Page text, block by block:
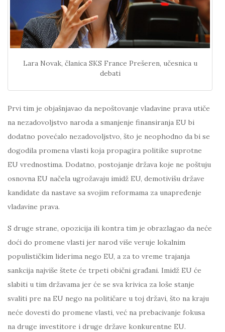
Lara Novak, članica SKS France Prešeren, učesnica u
debati
Prvi tim je objašnjavao da nepoštovanje vladavine prava utiče
na nezadovoljstvo naroda a smanjenje finansiranja EU bi
dodatno povećalo nezadovoljstvo, što je neophodno da bi se
dogodila promena vlasti koja propagira politike suprotne
EU vrednostima. Dodatno, postojanje država koje ne poštuju
osnovna EU načela ugrožavaju imidž EU, demotivišu države
kandidate da nastave sa svojim reformama za unapređenje
vladavine prava.
S druge strane, opozicija ili kontra tim je obrazlagao da neće
doći do promene vlasti jer narod više veruje lokalnim
populističkim liderima nego EU, a za to vreme trajanja
sankcija najviše štete će trpeti obični građani. Imidž EU će
slabiti u tim državama jer će se sva krivica za loše stanje
svaliti pre na EU nego na političare u toj državi, što na kraju
neće dovesti do promene vlasti, već na prebacivanje fokusa
na druge investitore i druge države konkurentne EU.